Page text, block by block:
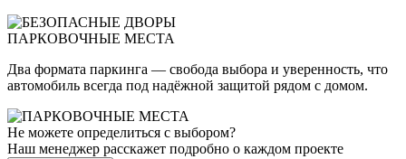
ПАРКОВОЧНЫЕ МЕСТА
Два формата паркинга — свобода выбора и уверенность, что
автомобиль всегда под надёжной защитой рядом с домом.
Не можете определиться с выбором?
Наш менеджер расскажет подробно о каждом проекте